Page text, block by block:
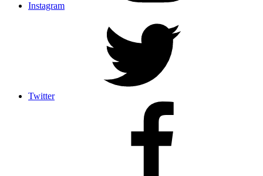
Instagram
Twitter